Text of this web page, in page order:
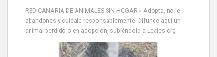
RED CANARIA DE ANIMALES SIN HOGAR » Adopta, no le
abandones y cuídale responsablemente. Difunde aquí un
animal perdido o en adopción, subiéndolo a Leales.org
Minni desaparecido
» Míralo en todos los navegadores y en Google Play con Leales.org
o en todas las redes sociales c...
Leales.org » Gran Canaria | 9.7.2025